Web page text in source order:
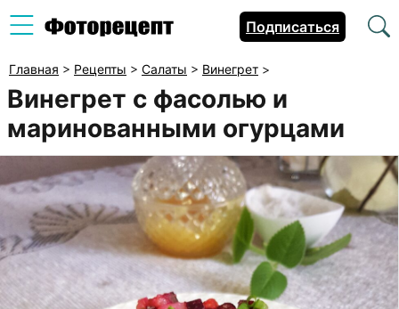
Подписаться
Главная > Рецепты > Салаты > Винегрет >
Винегрет с фасолью и
маринованными огурцами